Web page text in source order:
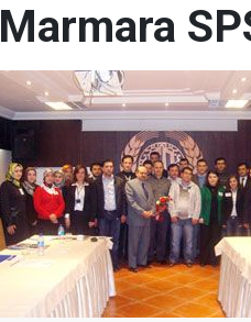
Marmara